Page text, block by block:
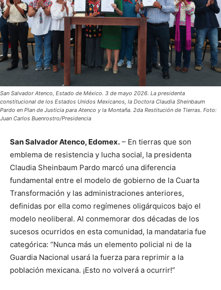
San Salvador Atenco, Estado de México. 3 de mayo 2026. La presidenta
constitucional de los Estados Unidos Mexicanos, la Doctora Claudia Sheinbaum
Pardo en Plan de Justicia para Atenco y la Montaña. 2da Restitución de Tierras. Foto:
Juan Carlos Buenrostro/Presidencia
San Salvador Atenco, Edomex. – En tierras que son
emblema de resistencia y lucha social, la presidenta
Claudia Sheinbaum Pardo marcó una diferencia
fundamental entre el modelo de gobierno de la Cuarta
Transformación y las administraciones anteriores,
definidas por ella como regímenes oligárquicos bajo el
modelo neoliberal. Al conmemorar dos décadas de los
sucesos ocurridos en esta comunidad, la mandataria fue
categórica: “Nunca más un elemento policial ni de la
Guardia Nacional usará la fuerza para reprimir a la
población mexicana. ¡Esto no volverá a ocurrir!”